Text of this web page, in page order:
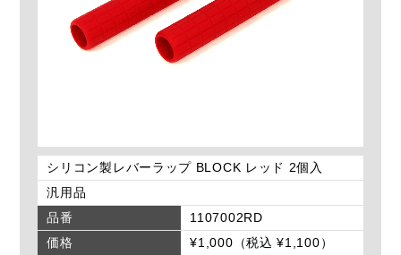
シリコン製レバーラップ BLOCK レッド 2個入
汎用品
品番
1107002RD
価格
¥1,000（税込 ¥1,100）